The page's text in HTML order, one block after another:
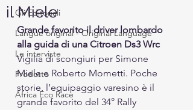
Gli Editoriali
Langue original - Original Language
Le interviste
Prodotto
Africa Eco Race
il Miele
Grande favorito il driver lombardo
alla guida di una Citroen Ds3 Wrc
Vigilia di scongiuri per Simone
Miele e Roberto Mometti. Poche
storie, l’equipaggio varesino è il
grande favorito del 34° Rally